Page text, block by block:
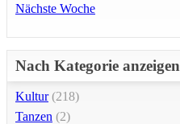
Nächste Woche
Nach Kategorie anzeigen
Kultur(218)
Tanzen (2)